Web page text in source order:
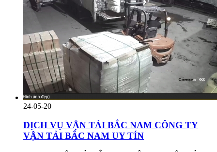
24-05-20
DỊCH VỤ VẬN TẢI BẮC NAM CÔNG TY
VẬN TẢI BẮC NAM UY TÍN